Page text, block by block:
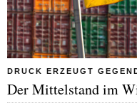
DRUCK ERZEUGT
Der Mittelstand im